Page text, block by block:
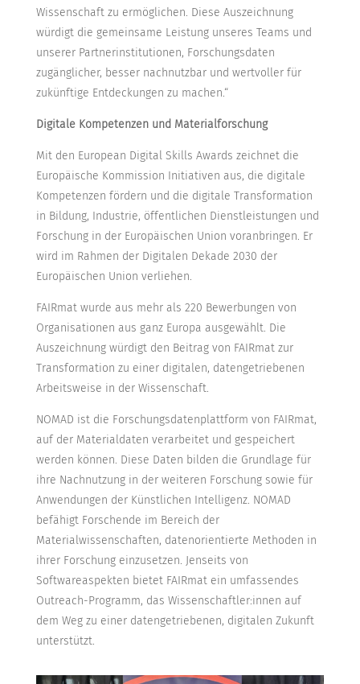
Wissenschaft zu ermöglichen. Diese Auszeichnung
würdigt die gemeinsame Leistung unseres Teams und
unserer Partnerinstitutionen, Forschungsdaten
zugänglicher, besser nachnutzbar und wertvoller für
zukünftige Entdeckungen zu machen.“
Digitale Kompetenzen und Materialforschung
Mit den European Digital Skills Awards zeichnet die
Europäische Kommission Initiativen aus, die digitale
Kompetenzen fördern und die digitale Transformation
in Bildung, Industrie, öffentlichen Dienstleistungen und
Forschung in der Europäischen Union voranbringen. Er
wird im Rahmen der Digitalen Dekade 2030 der
Europäischen Union verliehen.
FAIRmat wurde aus mehr als 220 Bewerbungen von
Organisationen aus ganz Europa ausgewählt. Die
Auszeichnung würdigt den Beitrag von FAIRmat zur
Transformation zu einer digitalen, datengetriebenen
Arbeitsweise in der Wissenschaft.
NOMAD ist die Forschungsdatenplattform von FAIRmat,
auf der Materialdaten verarbeitet und gespeichert
werden können. Diese Daten bilden die Grundlage für
ihre Nachnutzung in der weiteren Forschung sowie für
Anwendungen der Künstlichen Intelligenz. NOMAD
befähigt Forschende im Bereich der
Materialwissenschaften, datenorientierte Methoden in
ihrer Forschung einzusetzen. Jenseits von
Softwareaspekten bietet FAIRmat ein umfassendes
Outreach-Programm, das Wissenschaftler:innen auf
dem Weg zu einer datengetriebenen, digitalen Zukunft
unterstützt.